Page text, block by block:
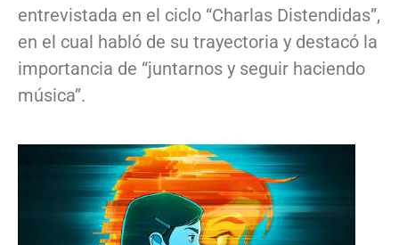
entrevistada en el ciclo “Charlas Distendidas”,
en el cual habló de su trayectoria y destacó la
importancia de “juntarnos y seguir haciendo
música”.